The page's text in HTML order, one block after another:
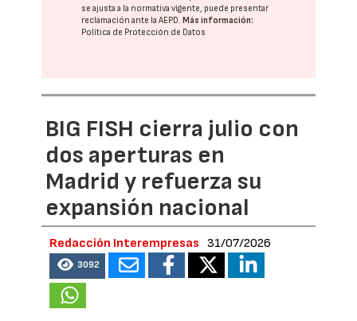
se ajusta a la normativa vigente, puede presentar
reclamación ante laAEPD.Más información:
Política de Protección de Datos
BIG FISH cierra julio con
dos aperturas en
Madrid y refuerza su
expansión nacional
Redacción Interempresas 31/07/2026
3092